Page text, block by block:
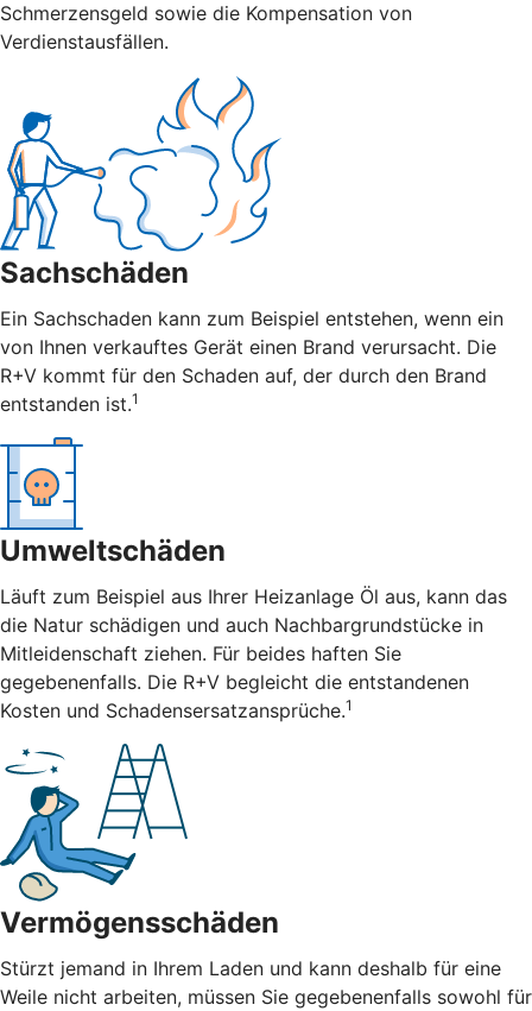
Schmerzensgeld sowie die Kompensation von
Verdienstausfällen.
Sachschäden
Ein Sachschaden kann zum Beispiel entstehen, wenn ein
von Ihnen verkauftes Gerät einen Brand verursacht. Die
R+V kommt für den Schaden auf, der durch den Brand
entstanden ist.1
Umweltschäden
Läuft zum Beispiel aus Ihrer Heizanlage Öl aus, kann das
die Natur schädigen und auch Nachbargrundstücke in
Mitleidenschaft ziehen. Für beides haften Sie
gegebenenfalls. Die R+V begleicht die entstandenen
Kosten und Schadensersatzansprüche.1
Vermögensschäden
Stürzt jemand in Ihrem Laden und kann deshalb für eine
Weile nicht arbeiten, müssen Sie gegebenenfalls sowohl für